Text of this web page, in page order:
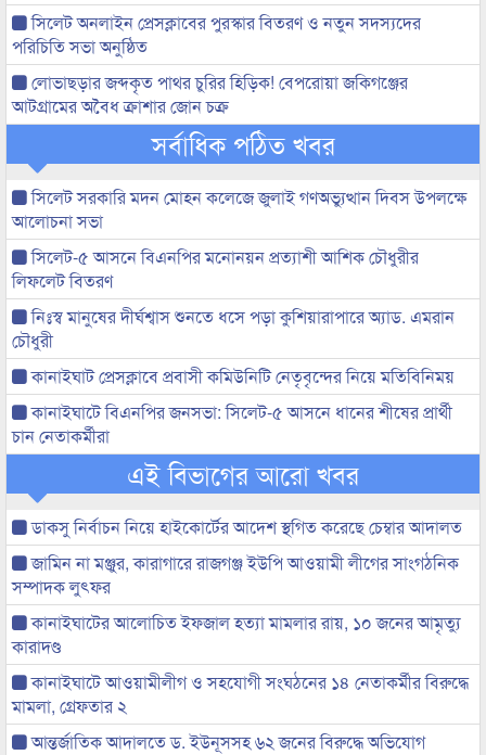
সিলেট অনলাইন প্রেসক্লাবের পুরস্কার বিতরণ ও নতুন সদস্যদের
পরিচিতি সভা অনুষ্ঠিত
লোভাছড়ার জব্দকৃত পাথর চুরির হিড়িক! বেপরোয়া জকিগঞ্জের
আটগ্রামের অবৈধ ক্রাশার জোন চক্র
সর্বাধিক পঠিত খবর
সিলেট সরকারি মদন মোহন কলেজে জুলাই গণঅভ্যুত্থান দিবস উপলক্ষে
আলোচনা সভা
সিলেট-৫ আসনে বিএনপির মনোনয়ন প্রত্যাশী আশিক চৌধুরীর
লিফলেট বিতরণ
নিঃস্ব মানুষের দীর্ঘশ্বাস শুনতে ধসে পড়া কুশিয়ারাপারে অ্যাড. এমরান
চৌধুরী
কানাইঘাট প্রেসক্লাবে প্রবাসী কমিউনিটি নেতৃবৃন্দের নিয়ে মতিবিনিময়
কানাইঘাটে বিএনপির জনসভা: সিলেট-৫ আসনে ধানের শীষের প্রার্থী
চান নেতাকর্মীরা
এই বিভাগের আরো খবর
ডাকসু নির্বাচন নিয়ে হাইকোর্টের আদেশ স্থগিত করেছে চেম্বার আদালত
জামিন না মঞ্জুর, কারাগারে রাজগঞ্জ ইউপি আওয়ামী লীগের সাংগঠনিক
সম্পাদক লুৎফর
কানাইঘাটের আলোচিত ইফজাল হত্যা মামলার রায়, ১০ জনের আমৃত্যু
কারাদণ্ড
কানাইঘাটে আওয়ামীলীগ ও সহযোগী সংঘঠনের ১৪ নেতাকর্মীর বিরুদ্ধে
মামলা, গ্রেফতার ২
আন্তর্জাতিক আদালতে ড. ইউনূসসহ ৬২ জনের বিরুদ্ধে অভিযোগ